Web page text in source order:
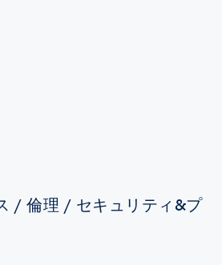
/ 倫理 / セキュリティ&プ